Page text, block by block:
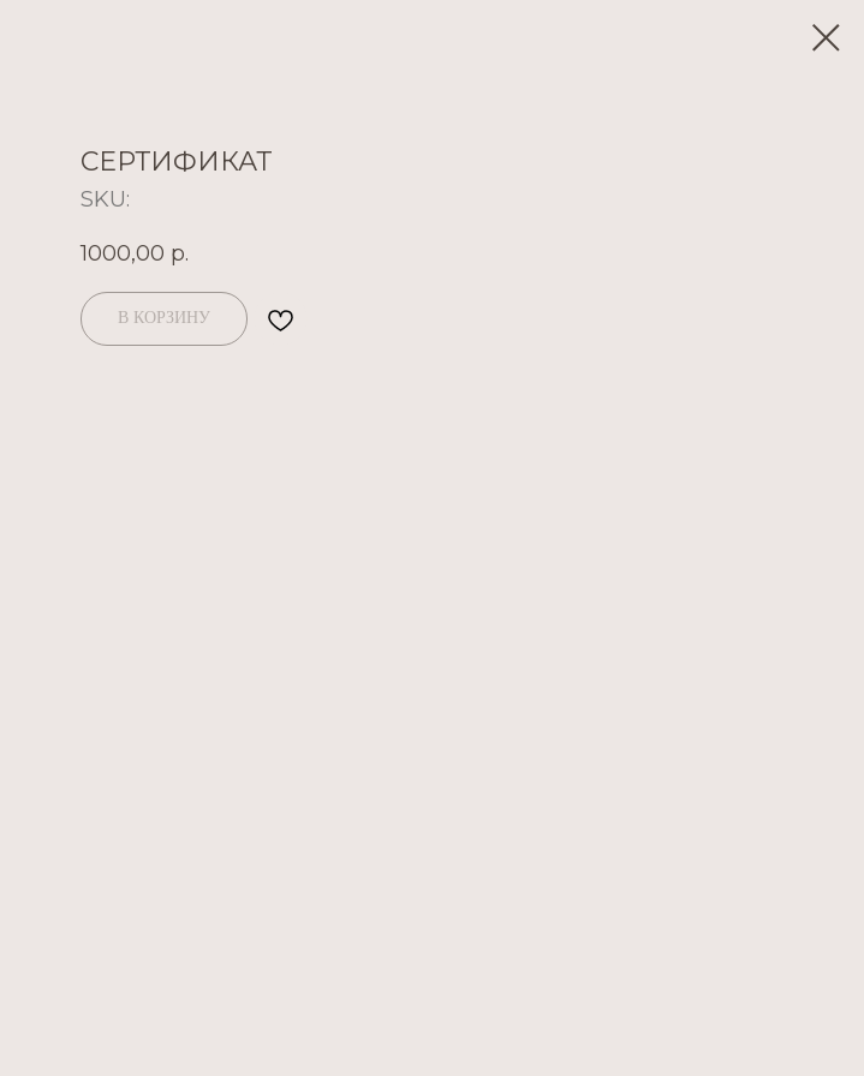
СЕРТИФИКАТ
SKU:
1000,00 р.
В КОРЗИНУ